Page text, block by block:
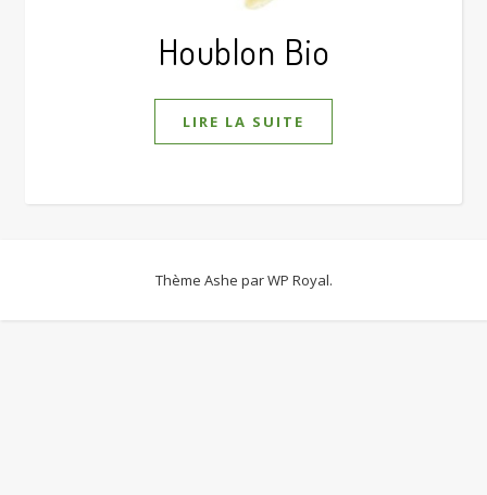
Houblon Bio
LIRE LA SUITE
Thème Ashe parWP Royal.